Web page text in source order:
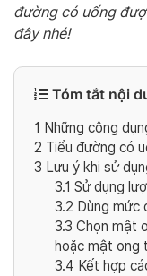
đường có uống
đây nhé!
Tóm tắt nội
1 Những công
2 Tiểu đường có
3 Lưu ý khi sử
3.1 Sử dụng
3.2 Dùng mức
3.3 Chọn mật
hoặc mật ong
3.4 Kết hợp